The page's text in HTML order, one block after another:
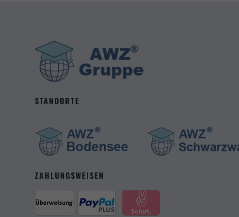
STANDORTE
ZAHLUNGSWEISEN
Marketing-
Sie tun dies,
powered by